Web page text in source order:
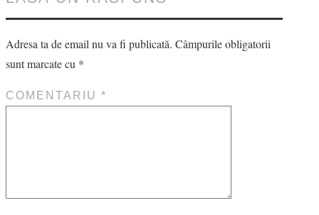
Adresa ta de email nu va fi publicată. Câmpurile obligatorii
sunt marcate cu *
COMENTARIU *